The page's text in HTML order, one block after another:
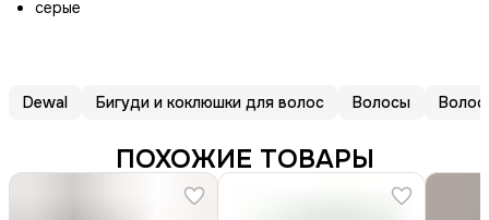
серые
Dewal Бигуди и коклюшки для волос Волосы
ПОХОЖИЕ ТОВАРЫ